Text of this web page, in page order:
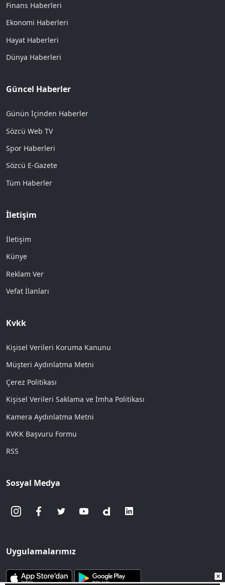
Finans Haberleri
Ekonomi Haberleri
Hayat Haberleri
Dünya Haberleri
Güncel Haberler
Günün İçinden Haberler
Sözcü Web TV
Spor Haberleri
Sözcü E-Gazete
Tüm Haberler
İletişim
İletişim
Künye
Reklam Ver
Vefat İlanları
Kvkk
Kişisel Verileri Koruma Kanunu
Müşteri Aydınlatma Metni
Çerez Politikası
Kişisel Verileri Saklama ve İmha Politikası
Kamera Aydınlatma Metni
KVKK Başvuru Formu
RSS
Sosyal Medya
Uygulamalarımız